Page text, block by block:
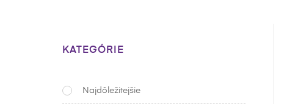
KATEGÓRIE
Najdôležitejšie